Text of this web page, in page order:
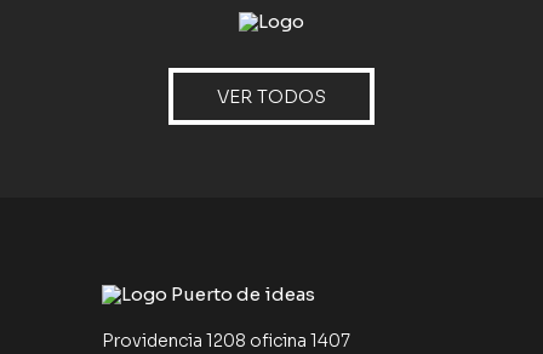
VER TODOS
Providencia 1208 oficina 1407